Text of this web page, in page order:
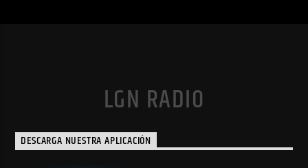
LGN RADIO
DESCARGA NUESTRA APLICACIÓN